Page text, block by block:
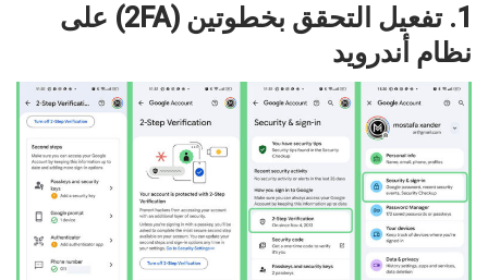
1. تفعيل التحقق بخطوتين (2FA) على
نظام أندرويد